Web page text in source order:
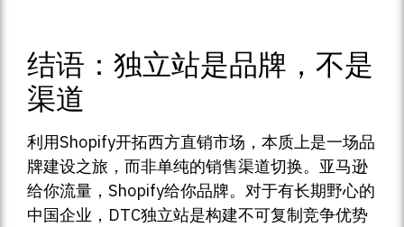
结语：独立站是品牌，不是
渠道
利用Shopify开拓西方直销市场，本质上是一场品
牌建设之旅，而非单纯的销售渠道切换。亚马逊
给你流量，Shopify给你品牌。对于有长期野心的
中国企业，DTC独立站是构建不可复制竞争优势